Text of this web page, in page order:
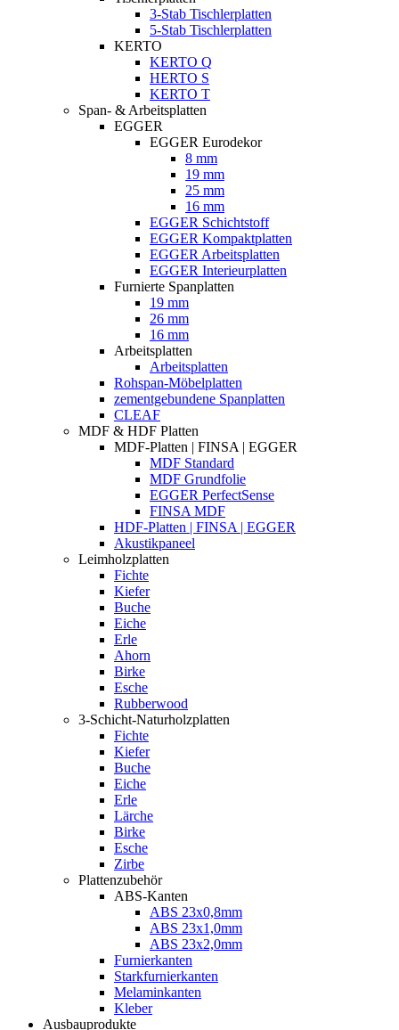
3-Stab Tischlerplatten
5-Stab Tischlerplatten
KERTO
KERTO Q
HERTO S
KERTO T
Span- & Arbeitsplatten
EGGER
EGGER Eurodekor
8 mm
19 mm
25 mm
16 mm
EGGER Schichtstoff
EGGER Kompaktplatten
EGGER Arbeitsplatten
EGGER Interieurplatten
Furnierte Spanplatten
19 mm
26 mm
16 mm
Arbeitsplatten
Arbeitsplatten
Rohspan-Möbelplatten
zementgebundene Spanplatten
CLEAF
MDF & HDF Platten
MDF-Platten | FINSA | EGGER
MDF Standard
MDF Grundfolie
EGGER PerfectSense
FINSA MDF
HDF-Platten | FINSA | EGGER
Akustikpaneel
Leimholzplatten
Fichte
Kiefer
Buche
Eiche
Erle
Ahorn
Birke
Esche
Rubberwood
3-Schicht-Naturholzplatten
Fichte
Kiefer
Buche
Eiche
Erle
Lärche
Birke
Esche
Zirbe
Plattenzubehör
ABS-Kanten
ABS 23x0,8mm
ABS 23x1,0mm
ABS 23x2,0mm
Furnierkanten
Starkfurnierkanten
Melaminkanten
Kleber
Ausbauprodukte